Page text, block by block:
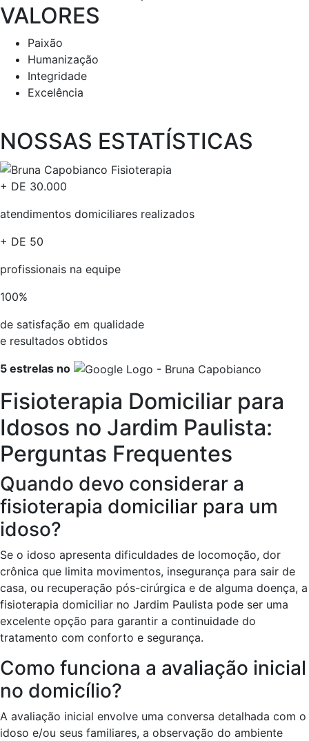
VALORES
Paixão
Humanização
Integridade
Excelência
NOSSAS ESTATÍSTICAS​
+ DE 30.000
atendimentos domiciliares realizados
+ DE 50
profissionais na equipe​
100%
de satisfação em qualidade
e resultados obtidos​
5 estrelas no
Fisioterapia Domiciliar para
Idosos no Jardim Paulista:
Perguntas Frequentes
Quando devo considerar a
fisioterapia domiciliar para um
idoso?
Se o idoso apresenta dificuldades de locomoção, dor
crônica que limita movimentos, insegurança para sair de
casa, ou recuperação pós-cirúrgica e de alguma doença, a
fisioterapia domiciliar no Jardim Paulista pode ser uma
excelente opção para garantir a continuidade do
tratamento com conforto e segurança.
Como funciona a avaliação inicial
no domicílio?
A avaliação inicial envolve uma conversa detalhada com o
idoso e/ou seus familiares, a observação do ambiente